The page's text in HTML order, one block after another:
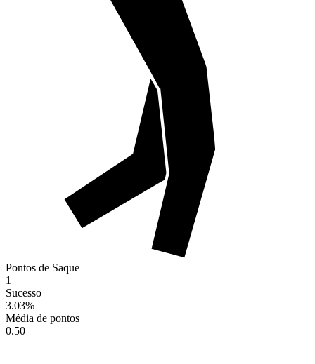
Pontos de Saque
1
Sucesso
3.03%
Média de pontos
0.50